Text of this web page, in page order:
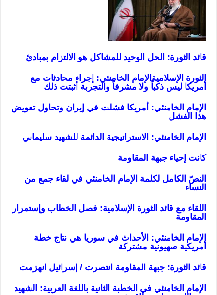
قائد الثورة: الحل الوحيد للمشاكل هو الالتزام بمبادئ
الثورة الإسلاميةالإمام الخامنئي: إجراء محادثات مع
أمريكا ليس ذكياً ولا مشرفاً والتجربة أثبتت ذلك
الإمام الخامنئي: أمريكا فشلت في إيران وتحاول تعويض
هذا الفشل
الإمام الخامنئي: الاستراتيجية الدائمة للشهيد سليماني
كانت إحياء جبهة المقاومة
النصّ الكامل لكلمة الإمام الخامنئي في لقاء جمع من
النساء
اللقاء مع قائد الثورة الإسلامية: فصل الخطاب وإستمرار
المقاومة
الإمام الخامنئي: الأحداث في سوريا هي نتاج خطة
أمريكية صهيونية مشتركة
قائد الثورة: جبهة المقاومة انتصرت / إسرائيل انهزمت
الإمام الخامنئي في الخطبة الثانية باللغة العربية: الشهيد